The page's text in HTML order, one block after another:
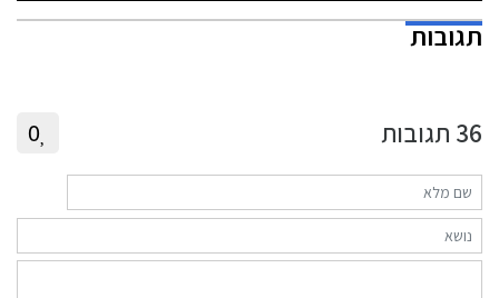
תגובות
36 תגובות 0